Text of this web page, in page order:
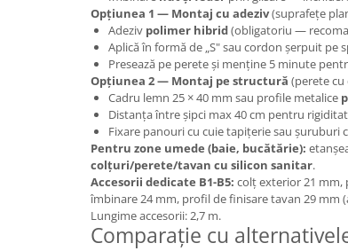
Opțiunea 1 — Montaj cu adeziv(suprafețe
Adeziv polimer hibrid(obligatoriu —
Aplică în formă de „S" sau cordon șerpuit pe
Presează pe perete și menține 5 minute
Opțiunea 2 — Montaj pe structură (perete cu
Cadru lemn 25 × 40 mm sau profile metalice
Distanța între șipci max 40 cm pentru
Fixare panouri cu cuie tapițerie sau șuruburi
Pentru zone umede (baie, bucătărie):
colțuri/perete/tavan cu silicon sanitar.
Accesorii dedicate B1-B5: colț exterior 21 mm,
îmbinare 24 mm, profil de finisare tavan 29 mm
Lungime accesorii: 2,7 m.
Comparație cu